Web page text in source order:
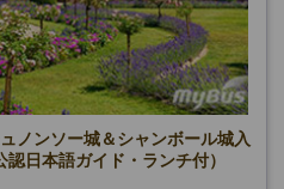
ノンソー城＆シャンボール城入
日本語ガイド・ランチ付）